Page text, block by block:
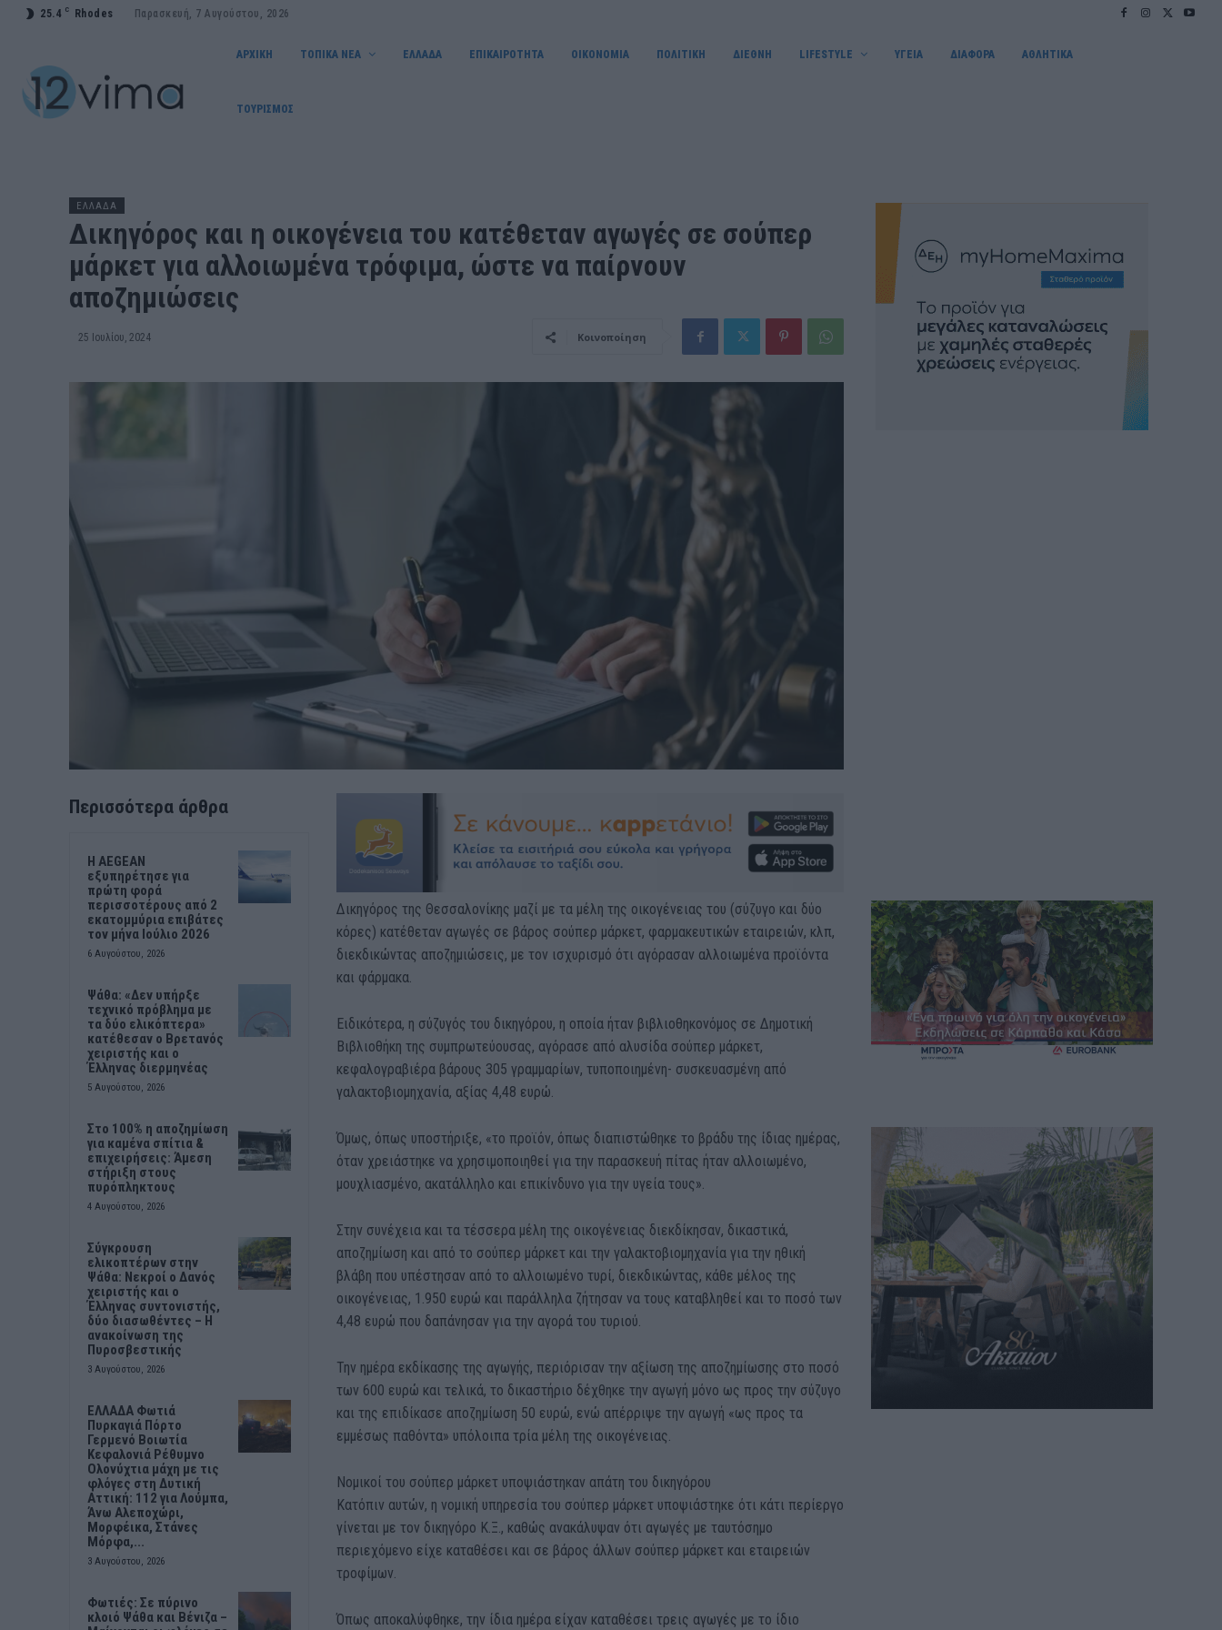
25.4 C Rhodes Παρασκευή, 7 Αυγούστου, 2026
ΑΡΧΙΚΗ ΤΟΠΙΚΑ ΝΕΑ ΕΛΛΑΔΑ ΕΠΙΚΑΙΡΟΤΗΤΑ OIKONOMIA ΠΟΛΙΤΙΚΗ ΔΙΕΘΝΗ LIFESTYLE ΥΓΕΙΑ ΔΙΑΦΟΡΑ ΑΘΛΗΤΙΚΑ
ΤΟΥΡΙΣΜΟΣ
ΕΛΛΑΔΑ
Δικηγόρος και η οικογένεια του κατέθεταν αγωγές σε σούπερ
μάρκετ για αλλοιωμένα τρόφιμα, ώστε να παίρνουν
αποζημιώσεις
25 Ιουλίου, 2024 Κοινοποίηση
Περισσότερα άρθρα
Η AEGEAN
εξυπηρέτησε για
πρώτη φορά
περισσοτέρους από 2
εκατομμύρια επιβάτες
τον μήνα Ιούλιο 2026
6 Αυγούστου, 2026
Ψάθα: «Δεν υπήρξε
τεχνικό πρόβλημα με
τα δύο ελικόπτερα»
κατέθεσαν ο Βρετανός
χειριστής και ο
Έλληνας διερμηνέας
5 Αυγούστου, 2026
Στο 100% η αποζημίωση
για καμένα σπίτια &
επιχειρήσεις: Άμεση
στήριξη στους
πυρόπληκτους
4 Αυγούστου, 2026
Σύγκρουση
ελικοπτέρων στην
Ψάθα: Νεκροί ο Δανός
χειριστής και ο
Έλληνας συντονιστής,
δύο διασωθέντες – Η
ανακοίνωση της
Πυροσβεστικής
3 Αυγούστου, 2026
ΕΛΛΑΔΑ Φωτιά
Πυρκαγιά Πόρτο
Γερμενό Βοιωτία
Κεφαλονιά Ρέθυμνο
Ολονύχτια μάχη με τις
φλόγες στη Δυτική
Αττική: 112 για Λούμπα,
Άνω Αλεποχώρι,
Μορφέικα, Στάνες
Μόρφα,...
3 Αυγούστου, 2026
Φωτιές: Σε πύρινο
κλοιό Ψάθα και Βένιζα –
Δικηγόρος της Θεσσαλονίκης μαζί με τα μέλη της οικογένειας του (σύζυγο και δύο
κόρες) κατέθεταν αγωγές σε βάρος σούπερ μάρκετ, φαρμακευτικών εταιρειών, κλπ,
διεκδικώντας αποζημιώσεις, με τον ισχυρισμό ότι αγόρασαν αλλοιωμένα προϊόντα
και φάρμακα.
Ειδικότερα, η σύζυγός του δικηγόρου, η οποία ήταν βιβλιοθηκονόμος σε Δημοτική
Βιβλιοθήκη της συμπρωτεύουσας, αγόρασε από αλυσίδα σούπερ μάρκετ,
κεφαλογραβιέρα βάρους 305 γραμμαρίων, τυποποιημένη- συσκευασμένη από
γαλακτοβιομηχανία, αξίας 4,48 ευρώ.
Όμως, όπως υποστήριξε, «το προϊόν, όπως διαπιστώθηκε το βράδυ της ίδιας ημέρας,
όταν χρειάστηκε να χρησιμοποιηθεί για την παρασκευή πίτας ήταν αλλοιωμένο,
μουχλιασμένο, ακατάλληλο και επικίνδυνο για την υγεία τους».
Στην συνέχεια και τα τέσσερα μέλη της οικογένειας διεκδίκησαν, δικαστικά,
αποζημίωση και από το σούπερ μάρκετ και την γαλακτοβιομηχανία για την ηθική
βλάβη που υπέστησαν από το αλλοιωμένο τυρί, διεκδικώντας, κάθε μέλος της
οικογένειας, 1.950 ευρώ και παράλληλα ζήτησαν να τους καταβληθεί και το ποσό των
4,48 ευρώ που δαπάνησαν για την αγορά του τυριού.
Την ημέρα εκδίκασης της αγωγής, περιόρισαν την αξίωση της αποζημίωσης στο ποσό
των 600 ευρώ και τελικά, το δικαστήριο δέχθηκε την αγωγή μόνο ως προς την σύζυγο
και της επιδίκασε αποζημίωση 50 ευρώ, ενώ απέρριψε την αγωγή «ως προς τα
εμμέσως παθόντα» υπόλοιπα τρία μέλη της οικογένειας.
Νομικοί του σούπερ μάρκετ υποψιάστηκαν απάτη του δικηγόρου
Κατόπιν αυτών, η νομική υπηρεσία του σούπερ μάρκετ υποψιάστηκε ότι κάτι περίεργο
γίνεται με τον δικηγόρο Κ.Ξ., καθώς ανακάλυψαν ότι αγωγές με ταυτόσημο
περιεχόμενο είχε καταθέσει και σε βάρος άλλων σούπερ μάρκετ και εταιρειών
τροφίμων.
Όπως αποκαλύφθηκε, την ίδια ημέρα είχαν καταθέσει τρεις αγωγές με το ίδιο